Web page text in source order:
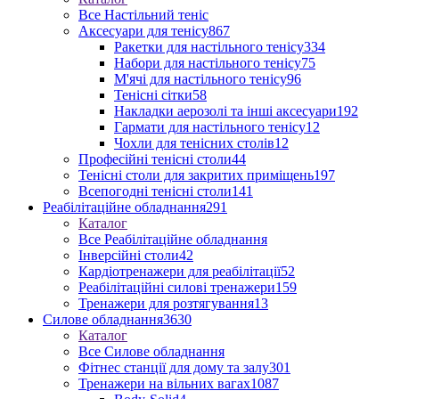
Все Настільний теніс
Аксесуари для тенісу867
Ракетки для настільного тенісу334
Набори для настільного тенісу75
М'ячі для настільного тенісу96
Тенісні сітки58
Накладки аерозолі та інші аксесуари192
Гармати для настільного тенісу12
Чохли для тенісних столів12
Професійні тенісні столи44
Тенісні столи для закритих приміщень197
Всепогодні тенісні столи141
Реабілітаційне обладнання291
Каталог
Все Реабілітаційне обладнання
Інверсійні столи42
Кардіотренажери для реабілітації52
Реабілітаційні силові тренажери159
Тренажери для розтягування13
Силове обладнання3630
Каталог
Все Силове обладнання
Фітнес станції для дому та залу301
Тренажери на вільних вагах1087